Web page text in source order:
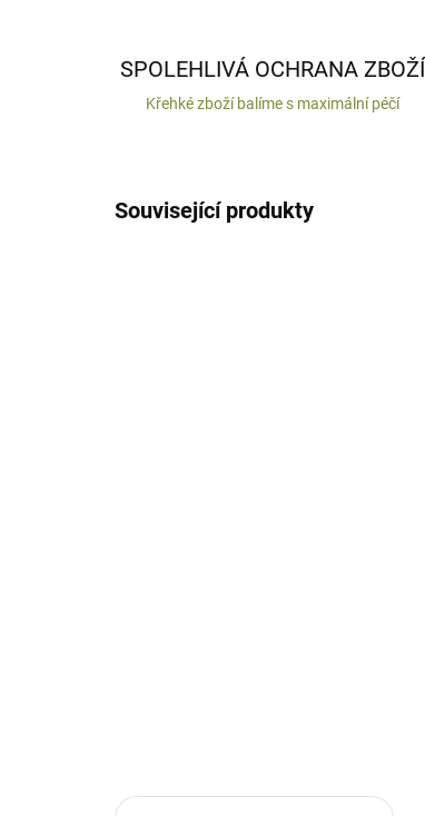
SPOLEHLIVÁ OCHRANA ZBOŽÍ
Křehké zboží balíme s maximální péčí
Související produkty